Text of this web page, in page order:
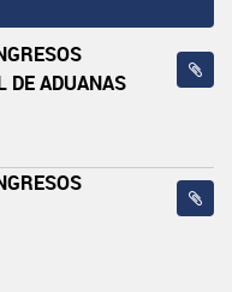
DE ADUANAS